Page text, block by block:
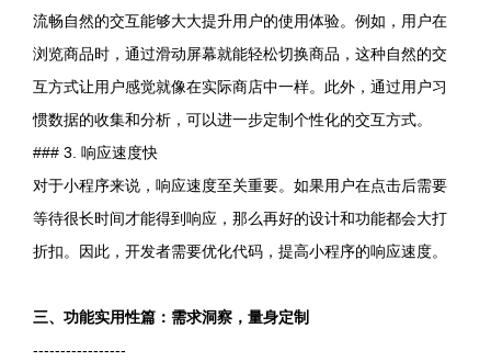
流畅自然的交互能够大大提升用户的使用体验。例如，用户在
浏览商品时，通过滑动屏幕就能轻松切换商品，这种自然的交
互方式让用户感觉就像在实际商店中一样。此外，通过用户习
惯数据的收集和分析，可以进一步定制个性化的交互方式。
### 3. 响应速度快
对于小程序来说，响应速度至关重要。如果用户在点击后需要
等待很长时间才能得到响应，那么再好的设计和功能都会大打
折扣。因此，开发者需要优化代码，提高小程序的响应速度。
三、功能实用性篇：需求洞察，量身定制
-----------------